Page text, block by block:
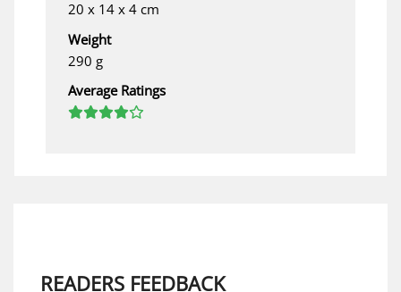
20 x 14 x 4 cm
Weight
290 g
Average Ratings
READERS FEEDBACK